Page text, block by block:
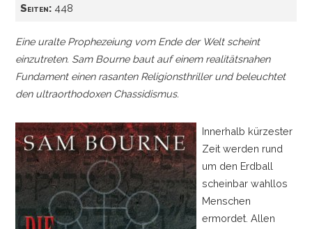
Seiten:448
Eine uralte Prophezeiung vom Ende der Welt scheint
einzutreten. Sam Bourne baut auf einem realitätsnahen
Fundament einen rasanten Religionsthriller und beleuchtet
den ultraorthodoxen Chassidismus.
Innerhalb kürzester
Zeit werden rund
um den Erdball
scheinbar wahllos
Menschen
ermordet. Allen